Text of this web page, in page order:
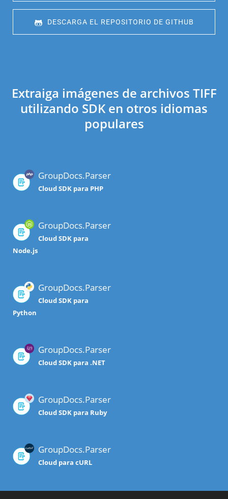
DESCARGA EL REPOSITORIO DE GITHUB
Extraiga imágenes de archivos TIFF
utilizando SDK en otros idiomas
populares
GroupDocs.Parser
Cloud SDK para PHP
GroupDocs.Parser
Cloud SDK para
Node.js
GroupDocs.Parser
Cloud SDK para
Python
GroupDocs.Parser
Cloud SDK para .NET
GroupDocs.Parser
Cloud SDK para Ruby
GroupDocs.Parser
Cloud para cURL